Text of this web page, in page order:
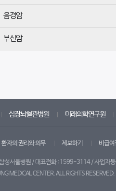
음경암
부신암
심장뇌혈관병원 미래의학연구원
환자의 권리와 의무 제보하기 비급
성서울병원 / 대표전화 : 1599-3114 / 사업자
MEDICAL CENTER. ALL RIGHTS RESERVED.